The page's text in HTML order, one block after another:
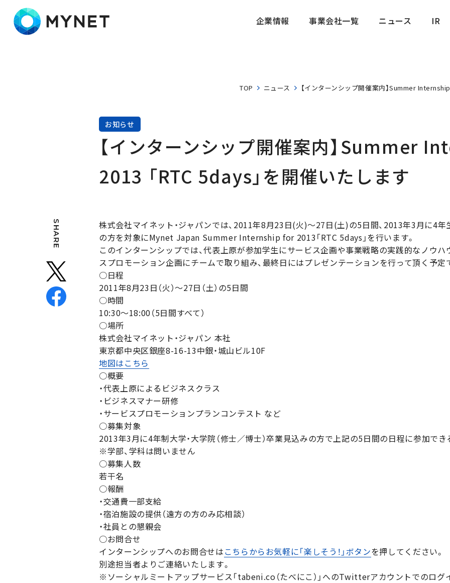
企業情報
事業会社一覧
ニュース
IR
TOP ニュース 【インターンシップ開催案内】Summer
お知らせ
【インターンシップ開催案内】Summer
2013 「RTC 5days」を開催いたします
SHARE
株式会社マイネット・ジャパンでは、2011年8月23日(火)〜27日(土)の5日間、2013年3月に4
の方を対象にMynet Japan Summer Internship for 2013「RTC 5days」を行います。
このインターンシップでは、代表上原が参加学生にサービス企画や事業戦略の実践的なノウハ
スプロモーション企画にチームで取り組み、最終日にはプレゼンテーションを行って頂く予定
○日程
2011年8月23日（火）〜27日（土）の5日間
○時間
10:30〜18:00（5日間すべて）
○場所
株式会社マイネット・ジャパン 本社
東京都中央区銀座8-16-13中銀・城山ビル10F
地図はこちら
○概要
・代表上原によるビジネスクラス
・ビジネスマナー研修
・サービスプロモーションプランコンテスト など
○募集対象
2013年3月に4年制大学・大学院（修士／博士）卒業見込みの方で上記の5日間の日程に参加でき
※学部、学科は問いません
○募集人数
若干名
○報酬
・交通費一部支給
・宿泊施設の提供（遠方の方のみ応相談）
・社員との懇親会
○お問合せ
インターンシップへのお問合せはこちらからお気軽に「楽しそう！」ボタンを押してください。
別途担当者よりご連絡いたします。
※ソーシャルミートアップサービス「tabeni.co（たべにこ）」へのTwitterアカウントでのログ